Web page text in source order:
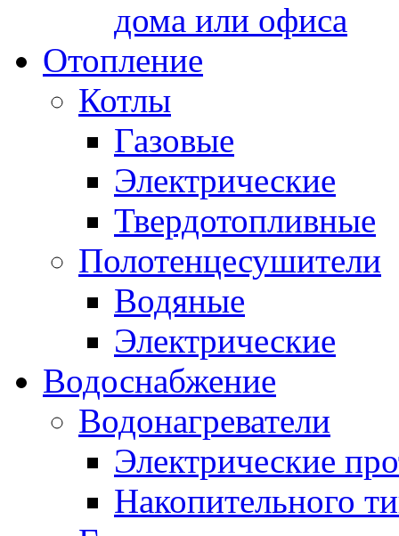
дома или офиса
Отопление
Котлы
Газовые
Электрические
Твердотопливные
Полотенцесушители
Водяные
Электрические
Водоснабжение
Водонагреватели
Электрические
Накопительного